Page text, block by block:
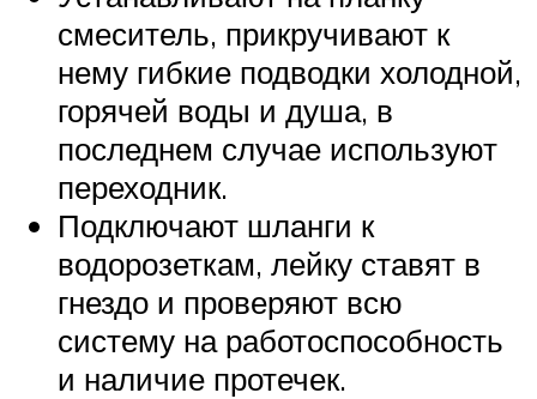
смеситель, прикручивают к
нему гибкие подводки холодной,
горячей воды и душа, в
последнем случае используют
переходник.
Подключают шланги к
водорозеткам, лейку ставят в
гнездо и проверяют всю
систему на работоспособность
и наличие протечек.